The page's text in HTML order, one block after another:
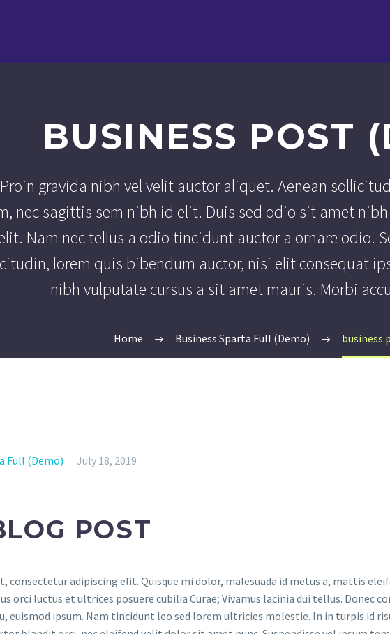
BUSINESS POST
gravida nibh vel velit auctor aliquet. Aenean
nec sagittis sem nibh id elit. Duis sed odio sit amet
Nam nec tellus a odio tincidunt auctor a ornare odio.
lorem quis bibendum auctor, nisi elit consequat
nibh vulputate cursus a sit amet mauris. Morbi
Home Business Sparta Full (Demo) business
Full (Demo) July 18, 2019
POST
consectetur adipiscing elit. Quisque mi dolor, malesuada id metus a, mattis
orci luctus et ultrices posuere cubilia Curae; Vivamus lacinia dui tellus. Donec
euismod ipsum. Nam tincidunt leo sed lorem ultricies molestie. In in turpis id